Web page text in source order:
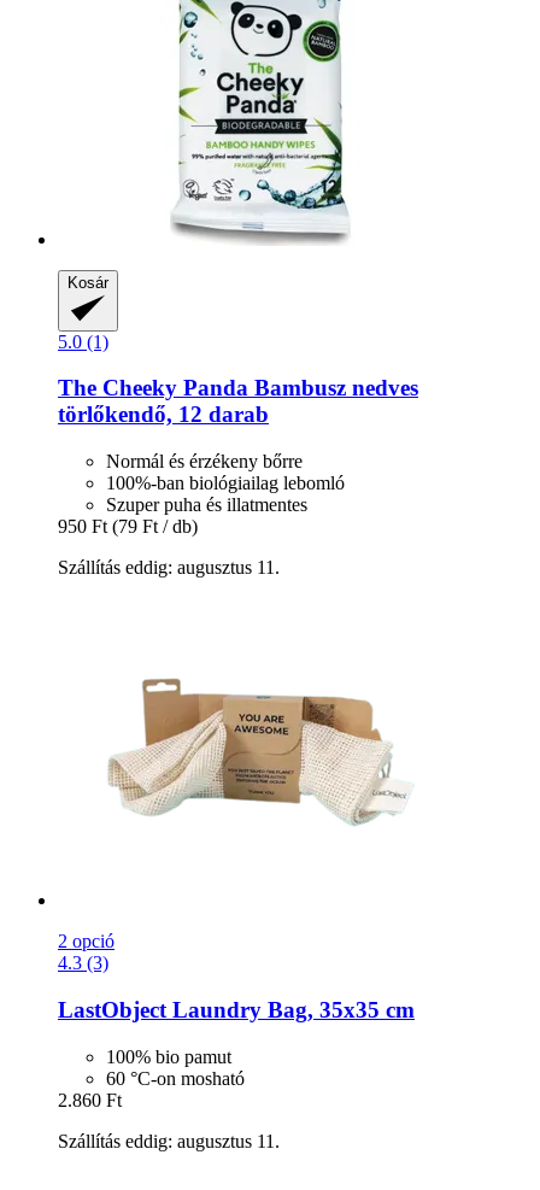
Kosár
5.0 (1)
The Cheeky Panda Bambusz nedves
törlőkendő, 12 darab
Normál és érzékeny bőrre
100%-ban biológiailag lebomló
Szuper puha és illatmentes
950 Ft (79 Ft / db)
Szállítás eddig: augusztus 11.
2 opció
4.3 (3)
LastObject Laundry Bag, 35x35 cm
100% bio pamut
60 °C-on mosható
2.860 Ft
Szállítás eddig: augusztus 11.